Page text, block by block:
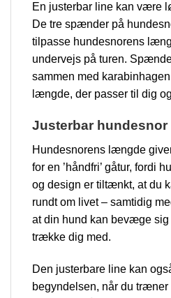
En justerbar line kan være
De tre spænder på
tilpasse hundesnorens
undervejs på turen.
sammen med
længde, der passer til dig
Justerbar
Hundesnorens længde
for en ’håndfri’ gåtur, fordi
og design er tiltænkt, at du
rundt om livet – samtidig
at din hund kan bevæge sig
trække dig med.
Den justerbare line kan
begyndelsen, når du